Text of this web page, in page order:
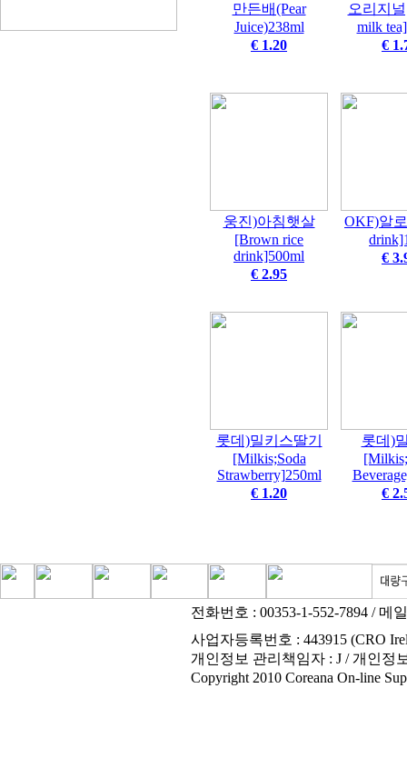
만든배(Pear
Juice)238ml
€ 1.20
오리지
milk
€
웅진)아침햇살
[Brown rice
drink]500ml
€ 2.95
OKF)알
€
롯데)밀키스딸기
[Milkis;Soda
Strawberry]250ml
€ 1.20
롯데)
€
전화번호 : 00353-1-552-7894 / 메
사업자등록번호 : 443915 (CRO
개인정보 관리책임자 : J / 개인정
Copyright 2010 Coreana On-line